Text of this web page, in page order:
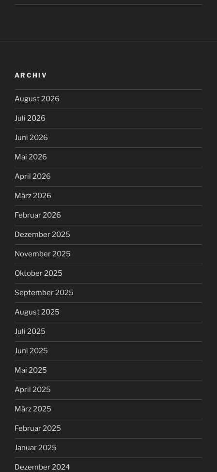
ARCHIV
August 2026
Juli 2026
Juni 2026
Mai 2026
April 2026
März 2026
Februar 2026
Dezember 2025
November 2025
Oktober 2025
September 2025
August 2025
Juli 2025
Juni 2025
Mai 2025
April 2025
März 2025
Februar 2025
Januar 2025
Dezember 2024